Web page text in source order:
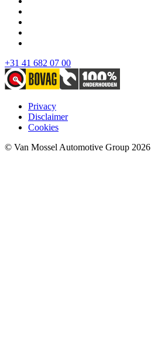
+31 41 682 07 00
Privacy
Disclaimer
Cookies
© Van Mossel Automotive Group 2026